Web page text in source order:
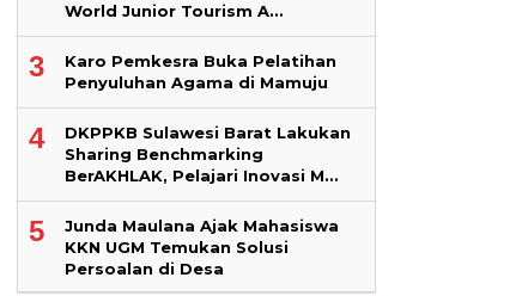
World Junior Tourism A…
3
Karo Pemkesra Buka Pelatihan
Penyuluhan Agama di Mamuju
4
DKPPKB Sulawesi Barat Lakukan
Sharing Benchmarking
BerAKHLAK, Pelajari Inovasi M…
5
Junda Maulana Ajak Mahasiswa
KKN UGM Temukan Solusi
Persoalan di Desa